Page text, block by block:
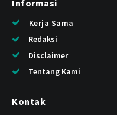
Informasi
Kerja Sama
Redaksi
Disclaimer
Tentang Kami
Kontak